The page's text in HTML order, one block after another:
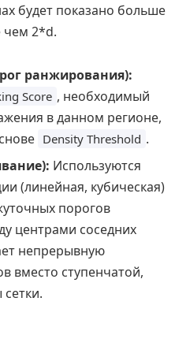
будет показано больше
чем 2*d.
ранжирования):
Score , необходимый
в данном регионе,
Density Threshold .
Используются
(линейная, кубическая)
порогов
центрами соседних
непрерывную
вместо ступенчатой,